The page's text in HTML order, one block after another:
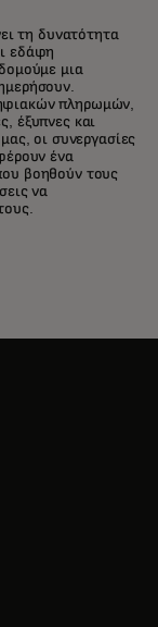
τη δυνατότητα
εδάφη
μια
πληρωμών,
έξυπνες και
οι συνεργασίες
ένα
βοηθούν τους
να